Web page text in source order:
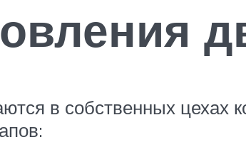
в собственных цехах